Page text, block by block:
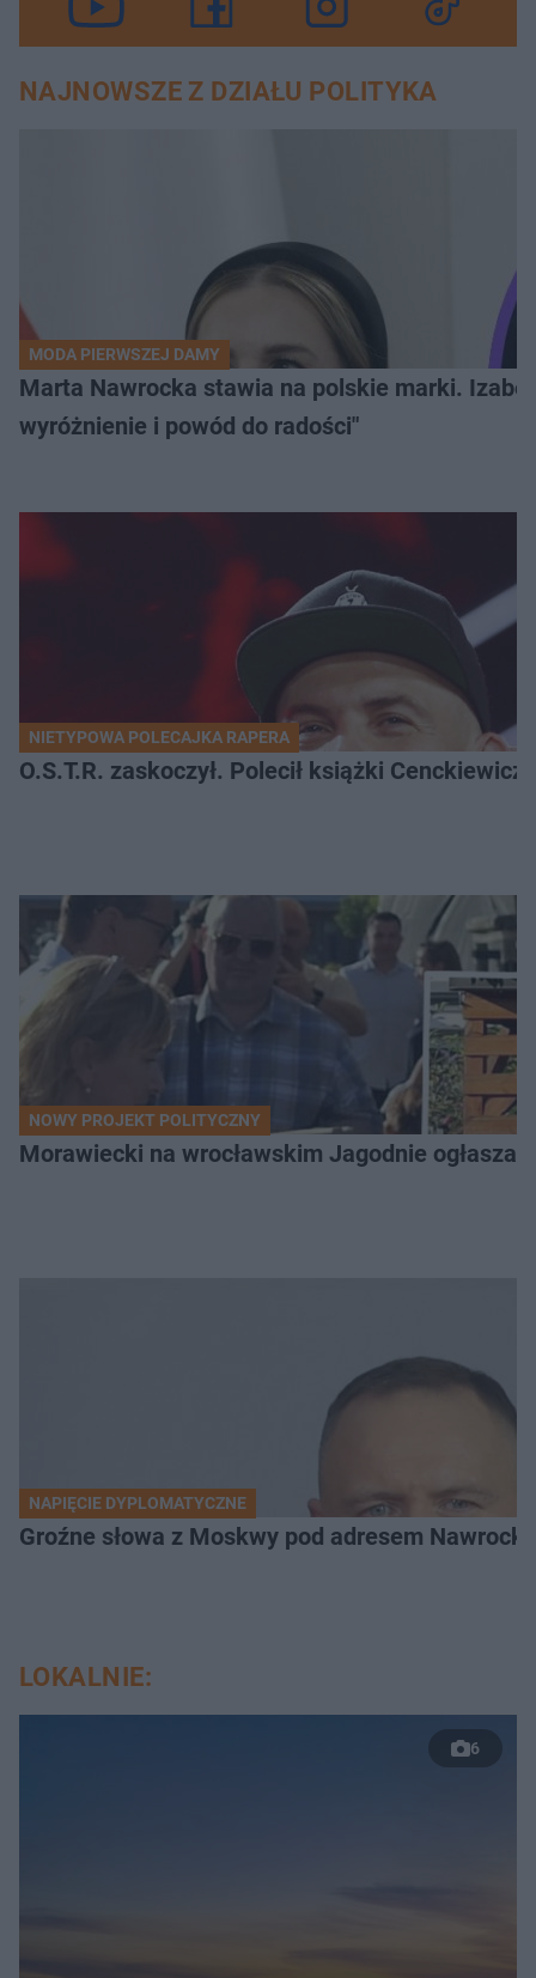
NAJNOWSZE Z DZIAŁU POLITYKA
MODA PIERWSZEJ DAMY
Marta Nawrocka stawia na polskie marki.
wyróżnienie i powód do radości"
NIETYPOWA POLECAJKA RAPERA
O.S.T.R. zaskoczył. Polecił książki
NOWY PROJEKT POLITYCZNY
Morawiecki na wrocławskim Jagodnie ogłasza
NAPIĘCIE DYPLOMATYCZNE
Groźne słowa z Moskwy pod adresem
LOKALNIE:
6